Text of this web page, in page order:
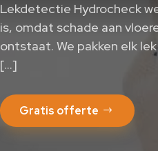
Lekdetectie Hydrocheck
is, omdat schade aan
ontstaat.​ We pakken elk
[…]
Gratis offerte